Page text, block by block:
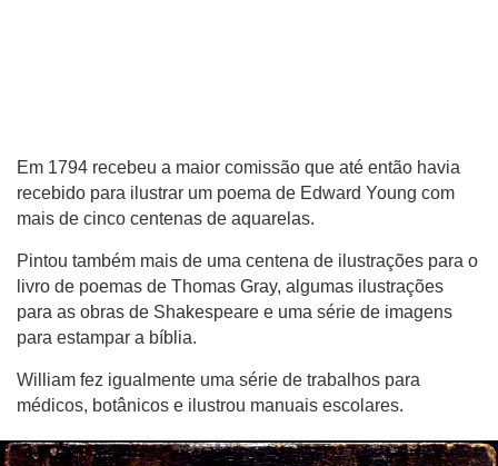
Em 1794 recebeu a maior comissão que até então havia
recebido para ilustrar um poema de Edward Young com
mais de cinco centenas de aquarelas.
Pintou também mais de uma centena de ilustrações para o
livro de poemas de Thomas Gray, algumas ilustrações
para as obras de Shakespeare e uma série de imagens
para estampar a bíblia.
William fez igualmente uma série de trabalhos para
médicos, botânicos e ilustrou manuais escolares.